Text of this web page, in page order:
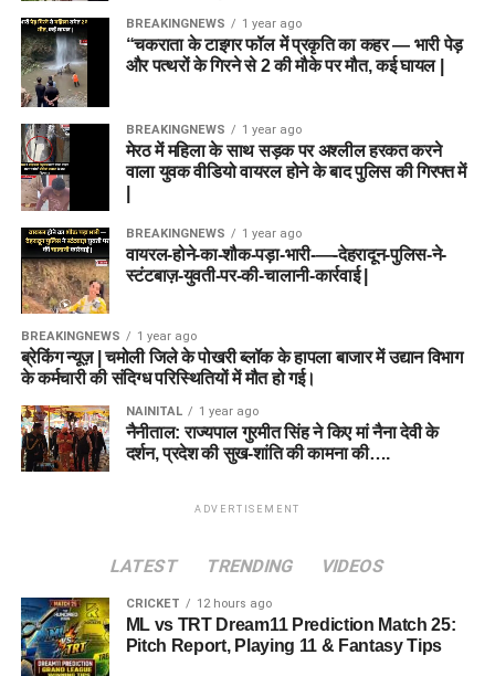
BREAKINGNEWS 1 year ago
“चकराता के टाइगर फॉल में प्रकृति का कहर — भारी पेड़
और पत्थरों के गिरने से 2 की मौके पर मौत, कई घायल |
BREAKINGNEWS 1 year ago
मेरठ में महिला के साथ सड़क पर अश्लील हरकत करने
वाला युवक वीडियो वायरल होने के बाद पुलिस की गिरफ्त में
BREAKINGNEWS 1 year ago
वायरल-होने-का-शौक-पड़ा-भारी-—-देहरादून-पुलिस-ने-
स्टंटबाज़-युवती-पर-की-चालानी-कार्रवाई |
BREAKINGNEWS 1 year ago
ब्रेकिंग न्यूज़ | चमोली जिले के पोखरी ब्लॉक के हापला बाजार में उद्यान विभाग
के कर्मचारी की संदिग्ध परिस्थितियों में मौत हो गई।
NAINITAL 1 year ago
नैनीताल: राज्यपाल गुरमीत सिंह ने किए मां नैना देवी के
दर्शन, प्रदेश की सुख-शांति की कामना की….
ADVERTISEMENT
LATEST TRENDING VIDEOS
CRICKET 12 hours ago
ML vs TRT Dream11 Prediction Match 25:
Pitch Report, Playing 11 & Fantasy Tips